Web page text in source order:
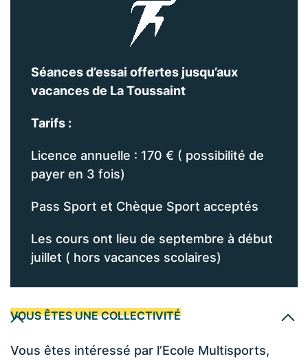
Séances d’essai offertes jusqu’aux
vacances de La Toussaint
Tarifs :
Licence annuelle : 170 € ( possibilité de
payer en 3 fois)
Pass Sport et Chèque Sport acceptés
Les cours ont lieu de septembre à début
juillet ( hors vacances scolaires)
VOUS ÊTES UNE COLLECTIVITÉ
Vous êtes intéressé par l’Ecole Multisports,